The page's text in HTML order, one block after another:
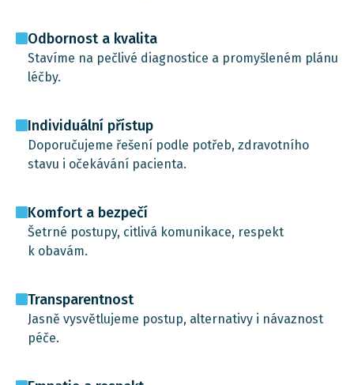
Odbornost a kvalita
Stavíme na pečlivé diagnostice a promyšleném plánu
léčby.
Individuální přístup
Doporučujeme řešení podle potřeb, zdravotního
stavu i očekávání pacienta.
Komfort a bezpečí
Šetrné postupy, citlivá komunikace, respekt
k obavám.
Transparentnost
Jasně vysvětlujeme postup, alternativy i návaznost
péče.